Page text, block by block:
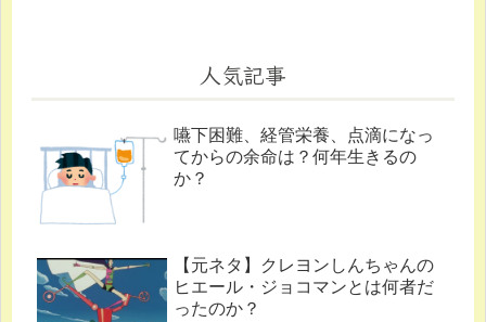
人気記事
嚥下困難、経管栄養、点滴になっ
てからの余命は？何年生きるの
か？
【元ネタ】クレヨンしんちゃんの
ヒエール・ジョコマンとは何者だ
ったのか？